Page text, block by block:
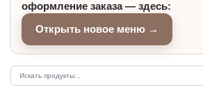
оформление заказа — здесь:
Открыть новое меню →